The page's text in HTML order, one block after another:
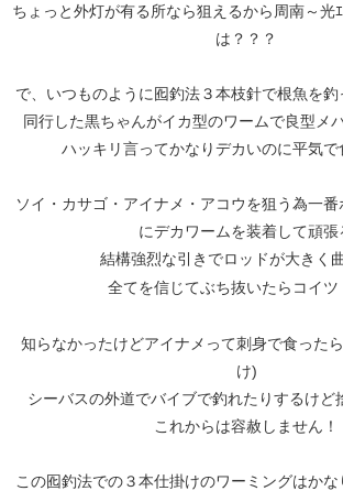
ちょっと外灯が有る所なら狙えるから周南～光
は？？？
で、いつものように囮釣法３本枝針で根魚を
同行した黒ちゃんがイカ型のワームで良型メ
ハッキリ言ってかなりデカいのに平気
ソイ・カサゴ・アイナメ・アコウを狙う為一
にデカワームを装着して頑張
結構強烈な引きでロッドが大きく
全てを信じてぶち抜いたらコイツ
知らなかったけどアイナメって刺身で食った
け)
シーバスの外道でバイブで釣れたりするけど
これからは容赦しません！
この囮釣法での３本仕掛けのワーミングはか